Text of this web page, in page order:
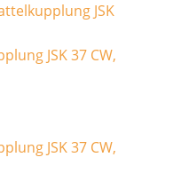
JSK
JSK 37 CW,
JSK 37 CW,